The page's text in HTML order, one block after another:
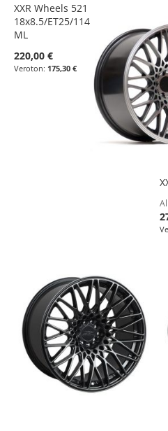
XXR Wheels 521
18x8.5/ET25/114.3x5/GOLD
ML
220,00 €
175,30 €